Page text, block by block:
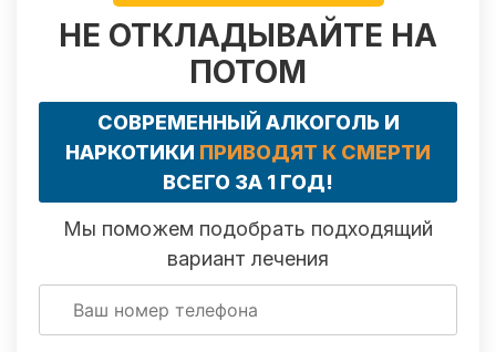
НЕ ОТКЛАДЫВАЙТЕ НА
ПОТОМ
СОВРЕМЕННЫЙ АЛКОГОЛЬ И
НАРКОТИКИ ПРИВОДЯТ К СМЕРТИ
ВСЕГО ЗА 1 ГОД!
Мы поможем подобрать подходящий
вариант лечения